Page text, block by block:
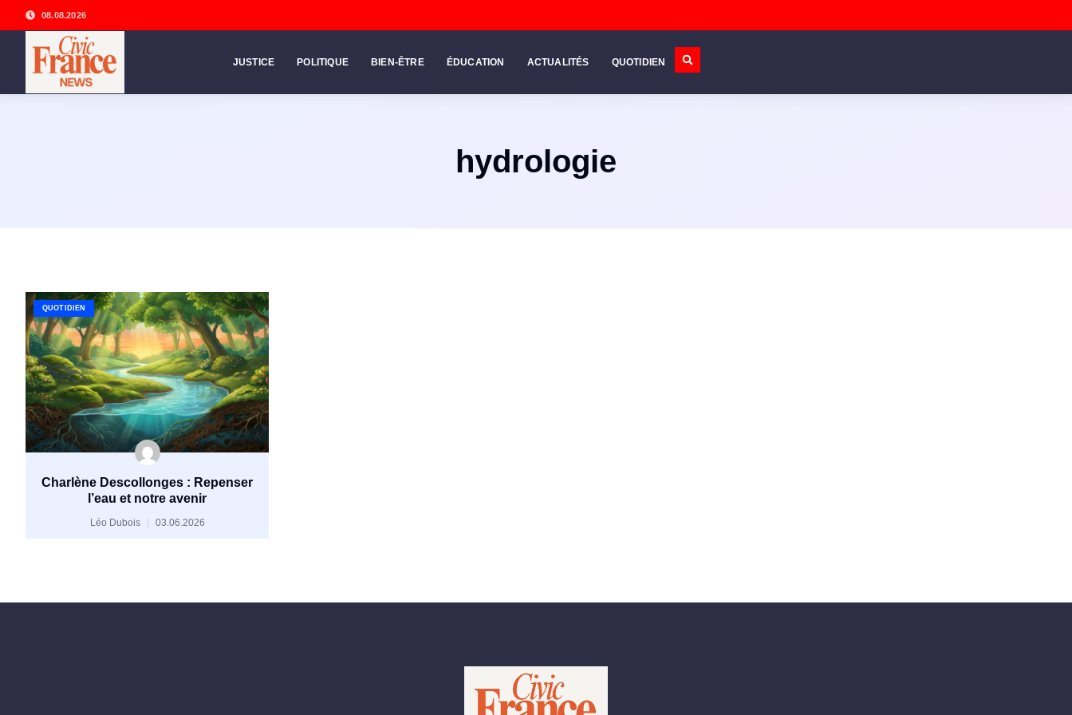
08.08.2026
JUSTICE POLITIQUE BIEN-ÊTRE ÉDUCATION ACTUALITÉS QUOTIDIEN
hydrologie
QUOTIDIEN
Charlène Descollonges : Repenser
l’eau et notre avenir
Léo Dubois 03.06.2026